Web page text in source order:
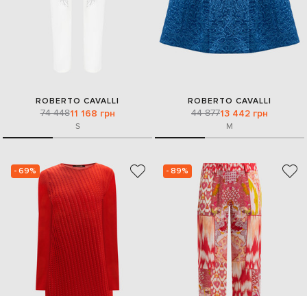
ROBERTO CAVALLI
74 44811 168 грн
S
ROBERTO CAVALLI
44 87713 442 грн
M
- 69% - 89%